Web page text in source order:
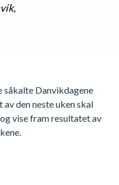
såkalte Danvikdagene
den neste uken skal
vise fram resultatet av